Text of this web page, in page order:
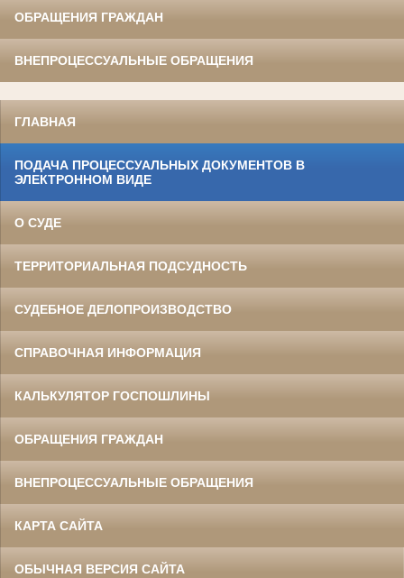
ОБРАЩЕНИЯ ГРАЖДАН
ВНЕПРОЦЕССУАЛЬНЫЕ ОБРАЩЕНИЯ
ГЛАВНАЯ
ПОДАЧА ПРОЦЕССУАЛЬНЫХ ДОКУМЕНТОВ В
ЭЛЕКТРОННОМ ВИДЕ
О СУДЕ
ТЕРРИТОРИАЛЬНАЯ ПОДСУДНОСТЬ
СУДЕБНОЕ ДЕЛОПРОИЗВОДСТВО
СПРАВОЧНАЯ ИНФОРМАЦИЯ
КАЛЬКУЛЯТОР ГОСПОШЛИНЫ
ОБРАЩЕНИЯ ГРАЖДАН
ВНЕПРОЦЕССУАЛЬНЫЕ ОБРАЩЕНИЯ
КАРТА САЙТА
ОБЫЧНАЯ ВЕРСИЯ САЙТА